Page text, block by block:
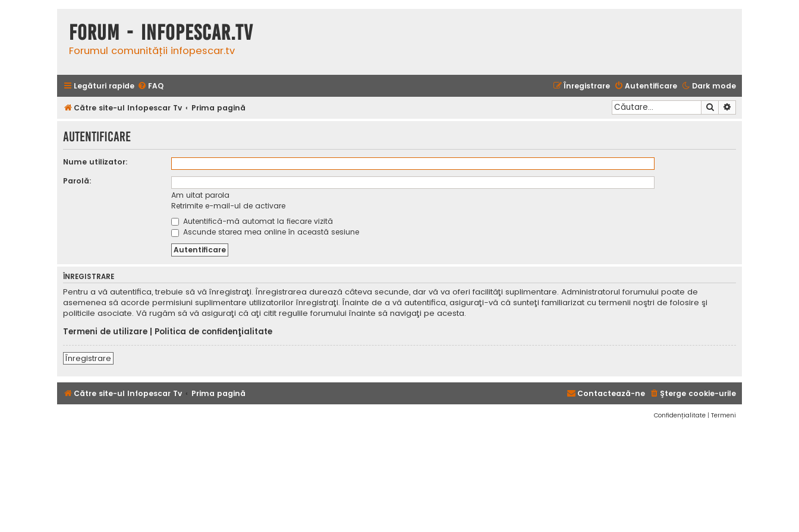
Forum - InfoPescar.Tv
Forumul comunității infopescar.tv
Legături rapide Dark mode
FAQ Autentificare
Înregistrare
Către site-ul Infopescar Tv Prima pagină Căutare
Autentificare
Nume utilizator:
Parolă:
Am uitat parola
Retrimite e-mail-ul de activare
Autentifică-mă automat la fiecare vizită
Ascunde starea mea online în această sesiune
ÎNREGISTRARE
Pentru a vă autentifica, trebuie să vă înregistraţi. Înregistrarea durează câteva secunde, dar vă va oferi facilităţi suplimentare. Administratorul forumului poate de
asemenea să acorde permisiuni suplimentare utilizatorilor înregistraţi. Înainte de a vă autentifica, asiguraţi-vă că sunteţi familiarizat cu termenii noştri de folosire şi
politicile asociate. Vă rugăm să vă asiguraţi că aţi citit regulile forumului înainte să navigaţi pe acesta.
Termeni de utilizare
Politica de confidenţialitate
Înregistrare
Către site-ul Infopescar Tv Prima pagină Şterge cookie-urile
Contactează-ne
Confidențialitate | Termeni